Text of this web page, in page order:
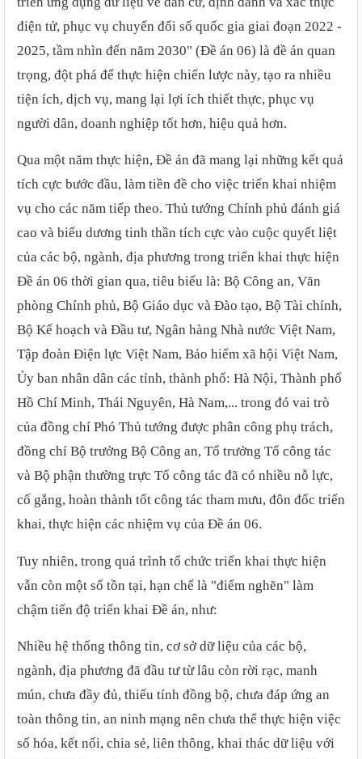
điện tử, phục vụ chuyển đổi số quốc gia giai đoạn 2022 -
2025, tầm nhìn đến năm 2030" (Đề án 06) là đề án quan
trọng, đột phá để thực hiện chiến lược này, tạo ra nhiều
tiện ích, dịch vụ, mang lại lợi ích thiết thực, phục vụ
người dân, doanh nghiệp tốt hơn, hiệu quả hơn.
Qua một năm thực hiện, Đề án đã mang lại những kết quả
tích cực bước đầu, làm tiền đề cho việc triển khai nhiệm
vụ cho các năm tiếp theo. Thủ tướng Chính phủ đánh giá
cao và biểu dương tinh thần tích cực vào cuộc quyết liệt
của các bộ, ngành, địa phương trong triển khai thực hiện
Đề án 06 thời gian qua, tiêu biểu là: Bộ Công an, Văn
phòng Chính phủ, Bộ Giáo dục và Đào tạo, Bộ Tài chính,
Bộ Kế hoạch và Đầu tư, Ngân hàng Nhà nước Việt Nam,
Tập đoàn Điện lực Việt Nam, Bảo hiểm xã hội Việt Nam,
Ủy ban nhân dân các tỉnh, thành phố: Hà Nội, Thành phố
Hồ Chí Minh, Thái Nguyên, Hà Nam,... trong đó vai trò
của đồng chí Phó Thủ tướng được phân công phụ trách,
đồng chí Bộ trưởng Bộ Công an, Tổ trưởng Tổ công tác
và Bộ phận thường trực Tổ công tác đã có nhiều nỗ lực,
cố gắng, hoàn thành tốt công tác tham mưu, đôn đốc triển
khai, thực hiện các nhiệm vụ của Đề án 06.
Tuy nhiên, trong quá trình tổ chức triển khai thực hiện
vẫn còn một số tồn tại, hạn chế là "điểm nghẽn" làm
chậm tiến độ triển khai Đề án, như:
Nhiều hệ thống thông tin, cơ sở dữ liệu của các bộ,
ngành, địa phương đã đầu tư từ lâu còn rời rạc, manh
mún, chưa đầy đủ, thiếu tính đồng bộ, chưa đáp ứng an
toàn thông tin, an ninh mạng nên chưa thể thực hiện việc
số hóa, kết nối, chia sẻ, liên thông, khai thác dữ liệu với